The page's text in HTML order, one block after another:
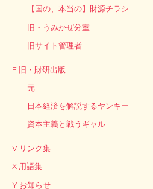
【国の、本当の】財源チラシ
旧・うみかぜ分室
旧サイト管理者
F 旧・財研出版
元
日本経済を解説するヤンキー
資本主義と戦うギャル
V リンク集
X 用語集
Y お知らせ